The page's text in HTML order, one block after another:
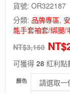
貨號: OR322187
分類: 品牌專區,
能手套袖套/綁腿/
NT$3,160 NT$
可獲得 28 紅利點
顏色